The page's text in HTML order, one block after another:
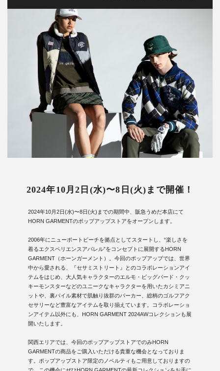
2024年10月2日(水)〜8日(火)まで開催！
2024年10月2日(水)〜8日(火)までの期間中、阪急うめだ本店にて
HORN GARMENTのポップアップストアをオープンします。
2006年にニューポートビーチを拠点としてスタートし、“楽しさを
着るエクスペリエンスアパレル”をコンセプトに展開するHORN
GARMENT（ホーンガーメント）。今回のポップアップでは、世界
中から愛される、『セサミストリート』とのコラボレーションアイ
テムをはじめ、大人気キャラクターのエルモ・ビッグバード・クッ
キーモンスターなどのユニークなキャラクターを用いたカシミアニ
ットや、裏パイル素材で肌触り抜群のパーカー、総柄のゴルフアク
セサリーなど豊富なアイテムを取り揃えています。コラボレーショ
ンアイテム以外にも、HORN GARMENT 2024AWコレクションも展
開いたします。
関西エリアでは、今回のポップアップストアでのみHORN
GARMENTの商品をご購入いただける貴重な機会となっておりま
す。ポップアップストア限定のノベルティもご用意しておりますの